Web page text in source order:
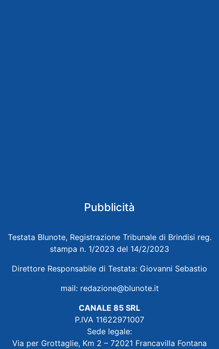
Pubblicità
Testata Blunote, Registrazione Tribunale di Brindisi reg.
stampa n. 1/2023 del 14/2/2023
Direttore Responsabile di Testata: Giovanni Sebastio
mail: redazione@blunote.it
CANALE 85 SRL
P.IVA 11622971007
Sede legale:
Via per Grottaglie, Km 2 – 72021 Francavilla Fontana